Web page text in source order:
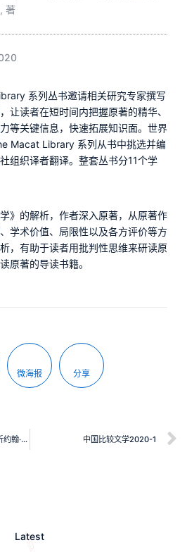
著
系列丛书邀请相关研究专家撰写
让读者在短时间内把握原著的精华、
等关键信息，快速拓展知识面。世界
Macat Library 系列从书中挑选并编
组织译者翻译。整套丛书分11个学
》的解析，作者深入原著，从原著作
学术价值、局限性以及各方评价等方
，有助于读者用批判性思维来研读原
原著的导读书籍。
微海报 分享
世界思想宝库钥匙丛书：解析约翰·洛克《政府论》 中国比较文学2020-1
Latest